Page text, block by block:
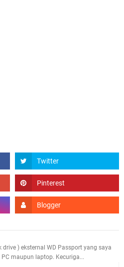
) eksternal WD Passport yang saya
maupun laptop. Kecuriga...